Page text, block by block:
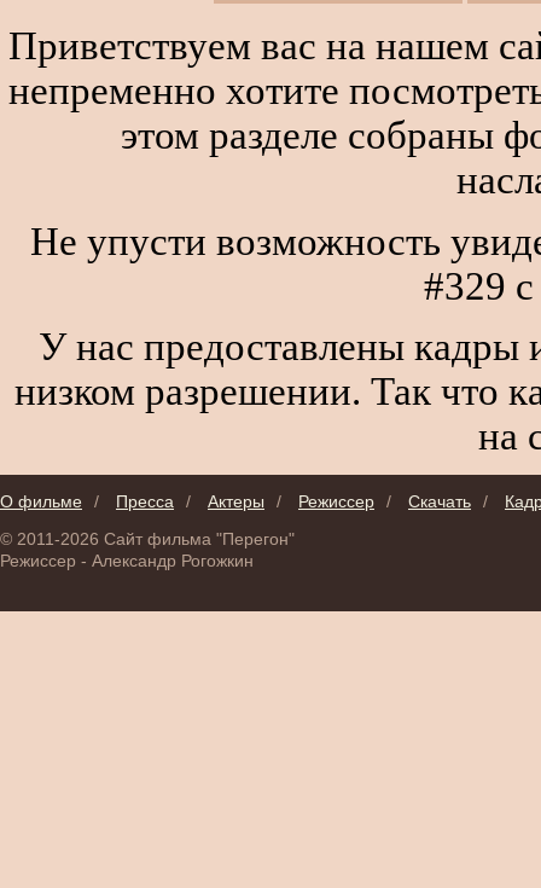
Приветствуем вас на нашем
непременно хотите
этом разделе собраны
Не упусти возможность
#329
У нас предоставлены кадры
низком разрешении. Так что
на
О фильме / Пресса / Актеры / Режиссер / Скачать /
© 2011-2026 Сайт фильма "Перегон"
Режиссер - Александр Рогожкин